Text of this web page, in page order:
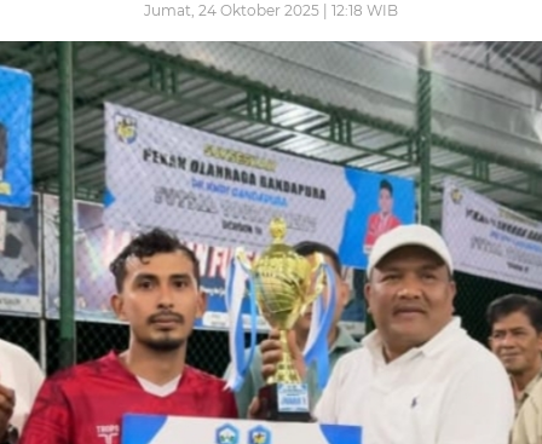
Jumat, 24 Oktober 2025 | 12:18 WIB